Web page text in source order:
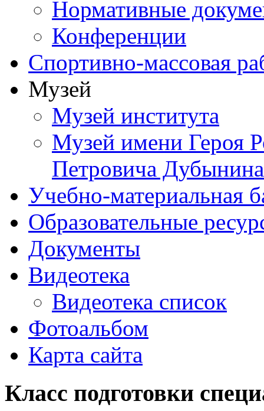
Нормативные
Конференции
Спортивно-массовая
Музей
Музей института
Музей имени Героя
Петровича Дубынина
Учебно-материальная
Образовательные
Документы
Видеотека
Видеотека список
Фотоальбом
Карта сайта
Класс подготовки